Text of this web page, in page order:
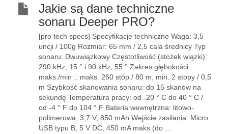
Jakie są dane techniczne
sonaru Deeper PRO?
[pro tech specs] Specyfikacje techniczne Waga: 3,5
uncji / 100g Rozmiar: 65 mm / 2,5 cala średnicy Typ
sonaru: Dwuwiązkowy Częstotliwość (stożek wiązki):
290 kHz, 15 ° i 90 kHz, 55 ° Zakres głębokości
maks./min .: maks. 260 stóp / 80 m, min. 2 stopy / 0,5
m Szybkość skanowania sonaru: do 15 skanów na
sekundę Temperatura pracy: od -20 ° C do 40 ° C /
od -4 ° F do 104 ° F Bateria wewnętrzna: litowo-
polimerowa, 3,7 V, 850 mAh Wejście zasilania: Micro
USB typu B, 5 V DC, 450 mA maks (do ...